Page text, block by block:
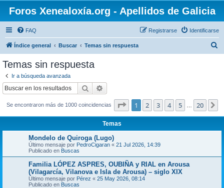
Foros Xenealoxía.org - Apellidos de Galicia
FAQ Identificarse
Registrarse
Índice general Buscar Temas sin respuesta
Temas sin respuesta
Ir a búsqueda avanzada
Buscar
Se encontraron más de 1000 coincidencias Página de 20
1 2 3 4 5 20
Temas
Mondelo de Quiroga (Lugo)
Último mensaje por PedroCigaran « 21 Jul 2026, 14:39
Publicado en Buscas
Familia LÓPEZ ASPRES, OUBIÑA y RIAL en Arousa
(Vilagarcía, Vilanova e Isla de Arousa) – siglo XIX
Último mensaje por Pérez « 25 May 2026, 08:14
Publicado en Buscas